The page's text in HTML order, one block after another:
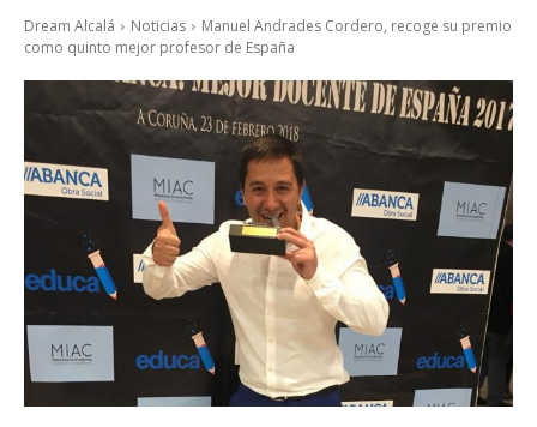
Dream Alcalá Noticias
Manuel Andrades Cordero, recoge su premio
como quinto mejor profesor de España